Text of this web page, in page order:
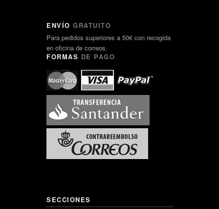
ENVÍO GRATUITO
Para pedidos superiores a 50€ con recogida
en oficina de correos.
FORMAS DE PAGO
SECCIONES